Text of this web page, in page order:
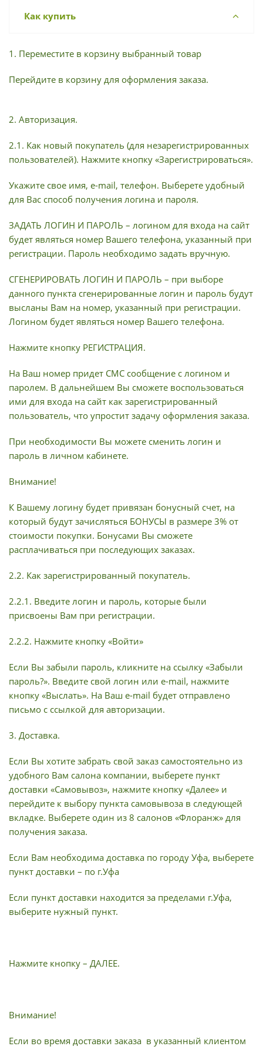
Как купить
1. Переместите в корзину выбранный товар
Перейдите в корзину для оформления заказа.
2. Авторизация.
2.1. Как новый покупатель (для незарегистрированных
пользователей). Нажмите кнопку «Зарегистрироваться».
Укажите свое имя, e-mail, телефон. Выберете удобный
для Вас способ получения логина и пароля.
ЗАДАТЬ ЛОГИН И ПАРОЛЬ – логином для входа на сайт
будет являться номер Вашего телефона, указанный при
регистрации. Пароль необходимо задать вручную.
СГЕНЕРИРОВАТЬ ЛОГИН И ПАРОЛЬ – при выборе
данного пункта сгенерированные логин и пароль будут
высланы Вам на номер, указанный при регистрации.
Логином будет являться номер Вашего телефона.
Нажмите кнопку РЕГИСТРАЦИЯ.
На Ваш номер придет СМС сообщение с логином и
паролем. В дальнейшем Вы сможете воспользоваться
ими для входа на сайт как зарегистрированный
пользователь, что упростит задачу оформления заказа.
При необходимости Вы можете сменить логин и
пароль в личном кабинете.
Внимание!
К Вашему логину будет привязан бонусный счет, на
который будут зачисляться БОНУСЫ в размере 3% от
стоимости покупки. Бонусами Вы сможете
расплачиваться при последующих заказах.
2.2. Как зарегистрированный покупатель.
2.2.1. Введите логин и пароль, которые были
присвоены Вам при регистрации.
2.2.2. Нажмите кнопку «Войти»
Если Вы забыли пароль, кликните на ссылку «Забыли
пароль?». Введите свой логин или e-mail, нажмите
кнопку «Выслать». На Ваш e-mail будет отправлено
письмо с ссылкой для авторизации.
3. Доставка.
Если Вы хотите забрать свой заказ самостоятельно из
удобного Вам салона компании, выберете пункт
доставки «Самовывоз», нажмите кнопку «Далее» и
перейдите к выбору пункта самовывоза в следующей
вкладке. Выберете один из 8 салонов «Флоранж» для
получения заказа.
Если Вам необходима доставка по городу Уфа, выберете
пункт доставки – по г.Уфа
Если пункт доставки находится за пределами г.Уфа,
выберите нужный пункт.
Нажмите кнопку – ДАЛЕЕ.
Внимание!
Если во время доставки заказа в указанный клиентом